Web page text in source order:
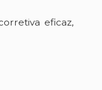
eficaz,